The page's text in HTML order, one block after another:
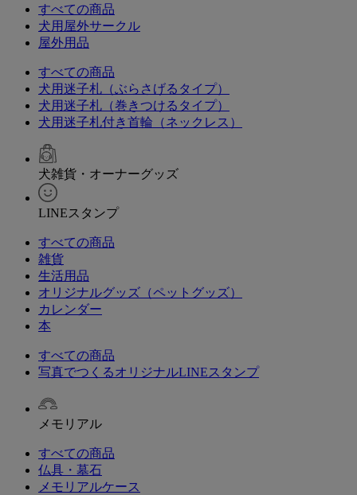
すべての商品
犬用屋外サークル
屋外用品
すべての商品
犬用迷子札（ぶらさげるタイプ）
犬用迷子札（巻きつけるタイプ）
犬用迷子札付き首輪（ネックレス）
犬雑貨・オーナーグッズ
LINEスタンプ
すべての商品
雑貨
生活用品
オリジナルグッズ（ペットグッズ）
カレンダー
本
すべての商品
写真でつくるオリジナルLINEスタンプ
メモリアル
すべての商品
仏具・墓石
メモリアルケース